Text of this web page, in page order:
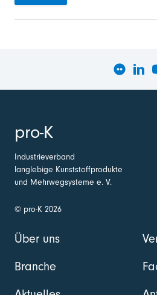
pro-K
Industrieverband
langlebige Kunststoffprodukte
und Mehrwegsysteme e. V.
© pro-K 2026
Über uns
Branche